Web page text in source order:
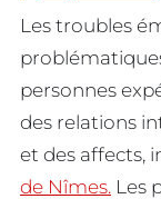
Les troubles
personnes
des relations
et des affects,
de Nîmes. Les